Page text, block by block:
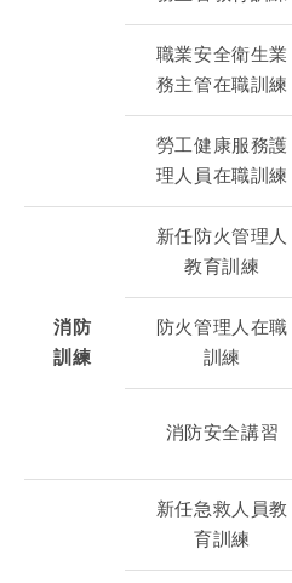
職業安全衛生業
務主管在職訓練
勞工健康服務護
理人員在職訓練
消防
訓練
新任防火管理人
教育訓練
防火管理人在職
訓練
消防安全講習
新任急救人員教
育訓練